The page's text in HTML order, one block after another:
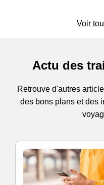
Voir
Actu des
Retrouve d'autres
des bons plans et des